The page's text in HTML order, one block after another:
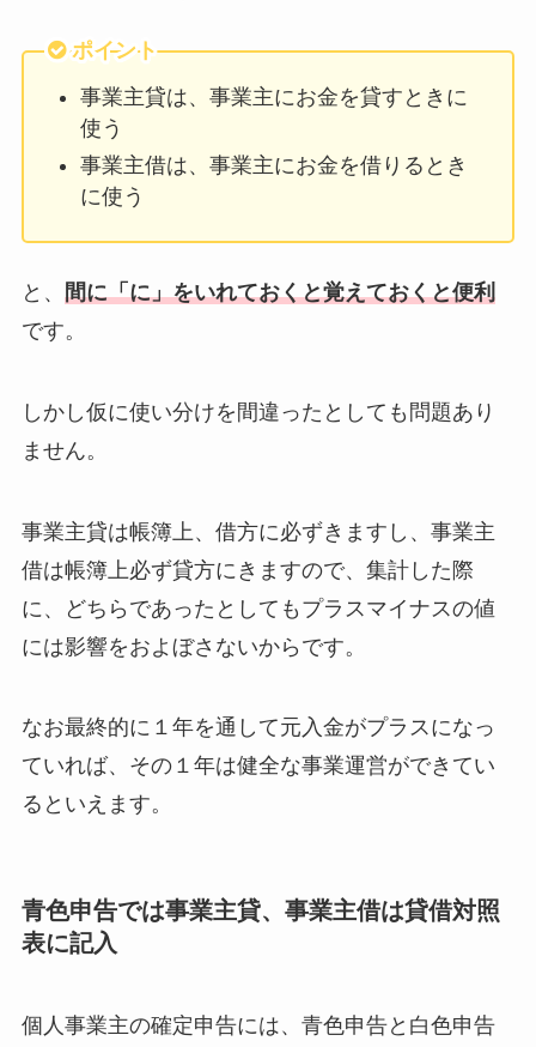
ポイント
事業主貸は、事業主にお金を貸すときに
使う
事業主借は、事業主にお金を借りるとき
に使う
と、 間に「に」をいれておくと覚えておくと便利
です。
しかし仮に使い分けを間違ったとしても問題あり
ません。
事業主貸は帳簿上、借方に必ずきますし、事業主
借は帳簿上必ず貸方にきますので、集計した際
に、どちらであったとしてもプラスマイナスの値
には影響をおよぼさないからです。
なお最終的に１年を通して元入金がプラスになっ
ていれば、その１年は健全な事業運営ができてい
るといえます。
青色申告では事業主貸、事業主借は貸借対照
表に記入
個人事業主の確定申告には、青色申告と白色申告